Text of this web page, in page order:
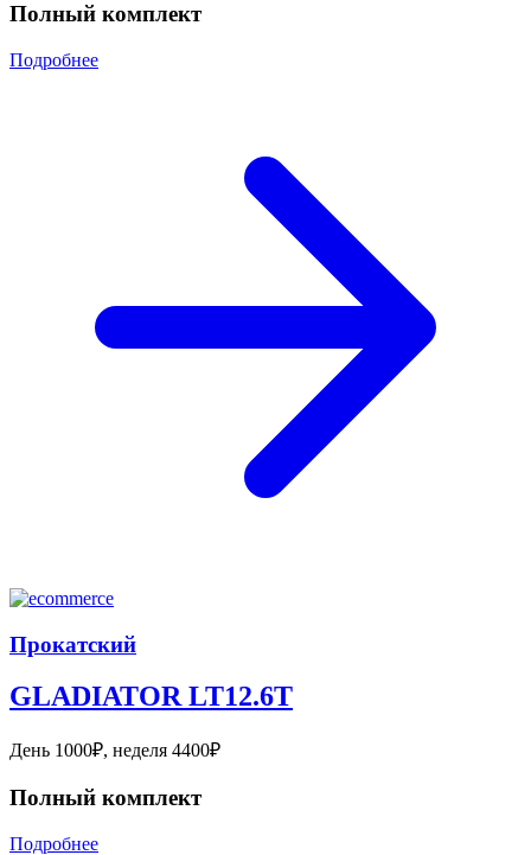
Полный комплект
Подробнее
Прокатский
GLADIATOR LT12.6T
День 1000₽, неделя 4400₽
Полный комплект
Подробнее